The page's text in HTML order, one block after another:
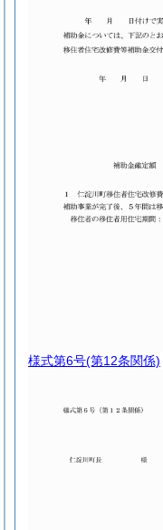
様式第6号(第12条関係)